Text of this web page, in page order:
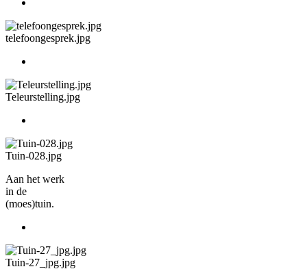
telefoongesprek.jpg
Teleurstelling.jpg
Tuin-028.jpg
Aan het werk
in de
(moes)tuin.
Tuin-27_jpg.jpg